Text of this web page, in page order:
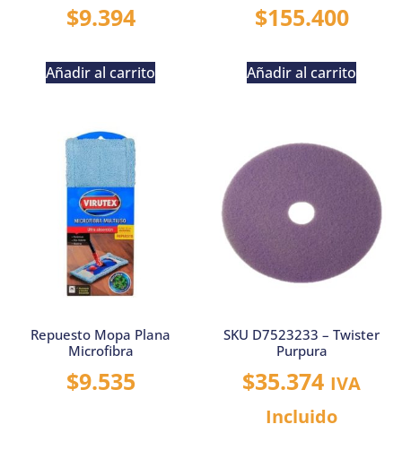
$9.394
Añadir al carrito
$155.400
Añadir al carrito
Repuesto Mopa Plana
Microfibra
$9.535
SKU D7523233 – Twister
Purpura
$35.374 IVA
Incluido